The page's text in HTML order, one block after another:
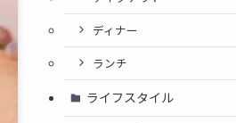
ディナー
ランチ
ライフスタイル